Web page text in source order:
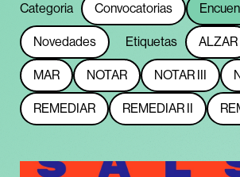
Categoria Convocatorias
Novedades Etiquetas ALZAR
MAR NOTAR NOTAR III
REMEDIAR REMEDIAR II